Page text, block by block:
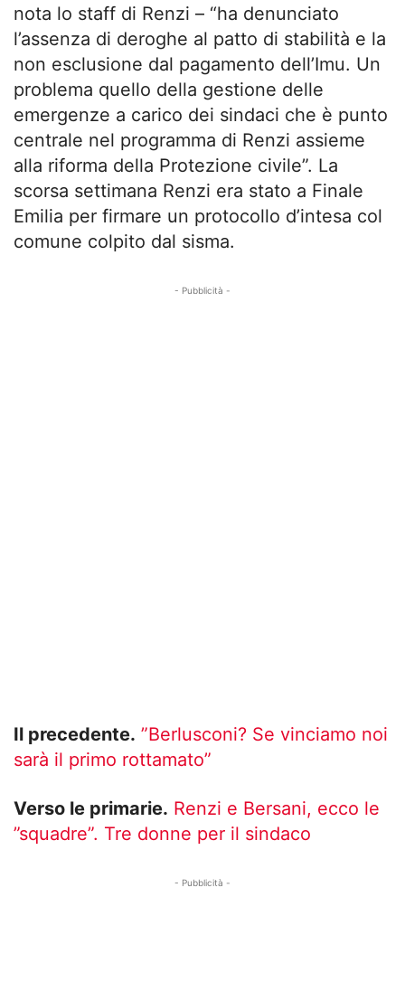
nota lo staff di Renzi – “ha denunciato
l’assenza di deroghe al patto di stabilità e la
non esclusione dal pagamento dell’Imu. Un
problema quello della gestione delle
emergenze a carico dei sindaci che è punto
centrale nel programma di Renzi assieme
alla riforma della Protezione civile”. La
scorsa settimana Renzi era stato a Finale
Emilia per firmare un protocollo d’intesa col
comune colpito dal sisma.
- Pubblicità -
Il precedente. ”Berlusconi? Se vinciamo noi
sarà il primo rottamato”
Verso le primarie. Renzi e Bersani, ecco le
”squadre”. Tre donne per il sindaco
- Pubblicità -